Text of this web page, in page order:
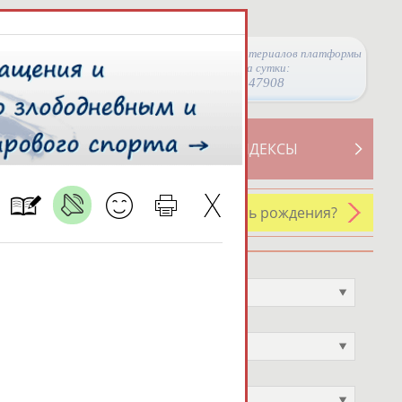
Просмотры материалов платформы
за сутки:
47908
СВОДНЫЕ ИНДЕКСЫ
У кого сегодня день рождения?